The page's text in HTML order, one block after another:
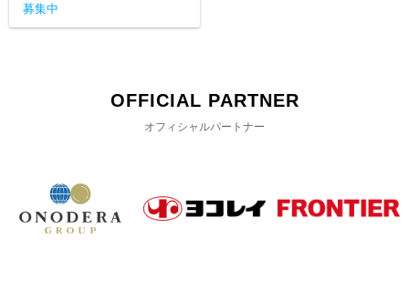
募集中
OFFICIAL PARTNER
オフィシャルパートナー